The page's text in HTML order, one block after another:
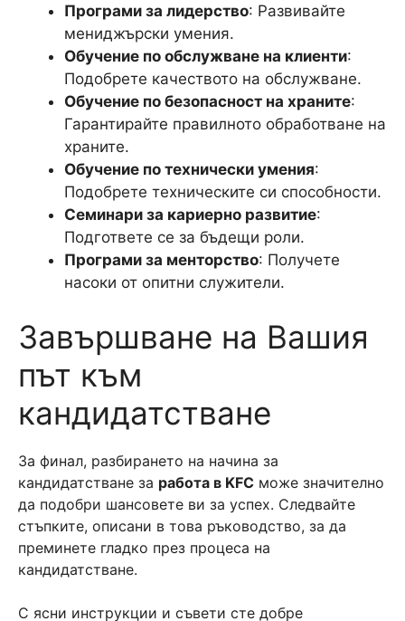
Програми за лидерство: Развивайте
мениджърски умения.
Обучение по обслужване на клиенти:
Подобрете качеството на обслужване.
Обучение по безопасност на храните:
Гарантирайте правилното обработване на
храните.
Обучение по технически умения:
Подобрете техническите си способности.
Семинари за кариерно развитие:
Подгответе се за бъдещи роли.
Програми за менторство: Получете
насоки от опитни служители.
Завършване на Вашия
път към
кандидатстване
За финал, разбирането на начина за
кандидатстване за работа в KFC може значително
да подобри шансовете ви за успех. Следвайте
стъпките, описани в това ръководство, за да
преминете гладко през процеса на
кандидатстване.
С ясни инструкции и съвети сте добре